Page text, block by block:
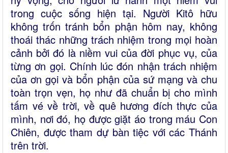
trong cuộc sống hiện tại. Người Kitô hữu
không trốn tránh bổn phận hôm nay, không
thoái thác những trách nhiệm trong mọi hoàn
cảnh bởi đó là niềm vui của đời phục vụ, của
từng ơn gọi. Chính lúc đón nhận trách nhiệm
của ơn gọi và bổn phận của sứ mạng và chu
toàn trọn vẹn, họ như đã chuẩn bị cho mình
tấm vé về trời, về quê hương đích thực của
mình, nơi đó, họ được giặt áo trong máu Con
Chiên, được tham dự bàn tiệc với các Thánh
trên trời.